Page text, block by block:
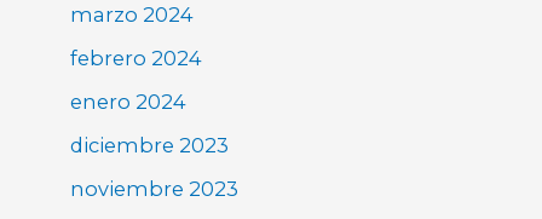
marzo 2024
febrero 2024
enero 2024
diciembre 2023
noviembre 2023